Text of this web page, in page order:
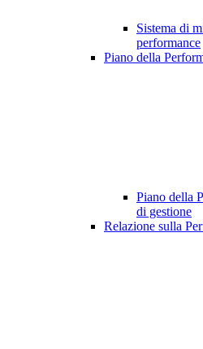
Sistema di
performance
Piano della
Piano della
di gestione
Relazione sulla